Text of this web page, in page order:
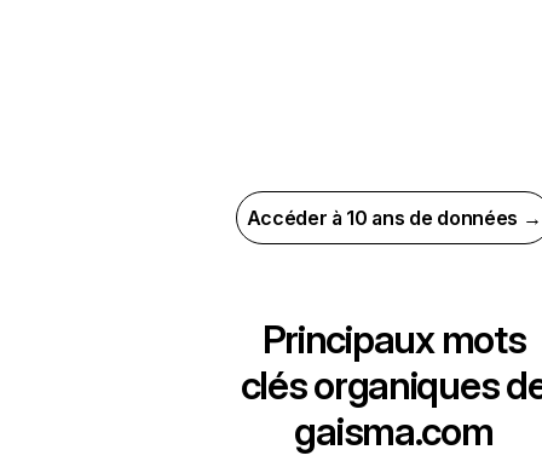
Accéder à 10 ans de données →
Principaux mots
clés organiques
gaisma.com